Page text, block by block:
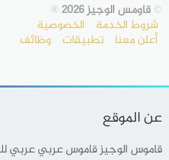
©قاومس الوجيز 2026 ®
شروط الخدمة الخصوصية
أعلن معنا تطبيقات وظائف
عن الموقع
قاموس الوجيز قاموس عربي عربي